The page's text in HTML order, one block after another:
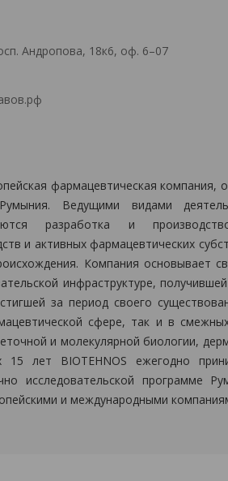
Андропова, 18к6, оф. 6–07
фармацевтическая компания,
Ведущими видами
разработка и
и активных фармацевтических
Компания основывает
инфраструктуре,
за период своего
сфере, так и в
и молекулярной биологии,
15 лет BIOTEHNOS ежегодно
исследовательской программе
и международными